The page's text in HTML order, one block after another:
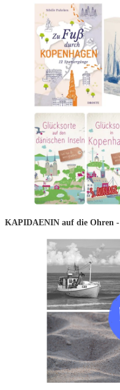
KAPIDAENIN auf die Ohren -